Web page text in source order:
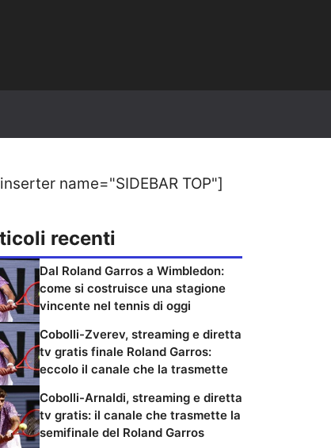
name="SIDEBAR TOP"]
recenti
Dal Roland Garros a Wimbledon:
come si costruisce una stagione
vincente nel tennis di oggi
Cobolli-Zverev, streaming e diretta
tv gratis finale Roland Garros:
eccolo il canale che la trasmette
Cobolli-Arnaldi, streaming e diretta
tv gratis: il canale che trasmette la
semifinale del Roland Garros